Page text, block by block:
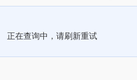
正在查询中，请刷新重试